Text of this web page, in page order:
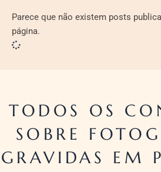
Parece que não existem posts
página.
TODOS OS
SOBRE
GRAVIDAS EM